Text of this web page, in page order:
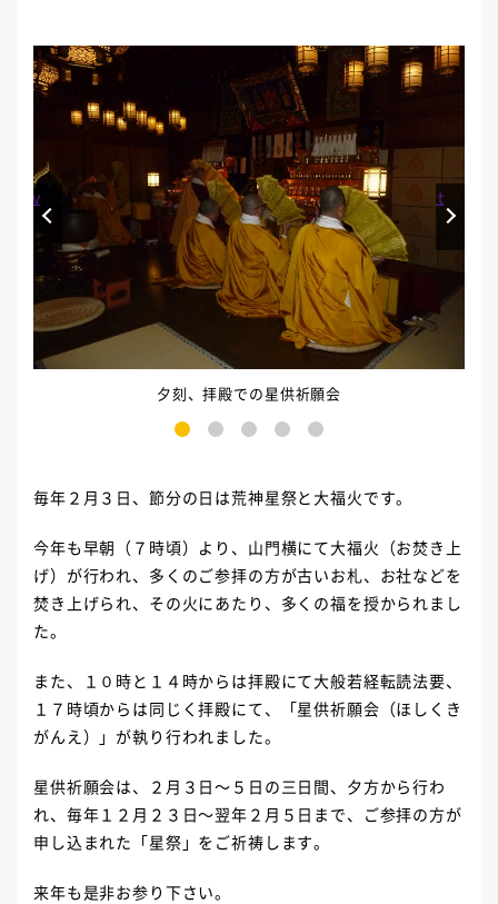
夕刻、拝殿での星供祈願会
3 4 5
Prev Next
毎年２月３日、節分の日は荒神星祭と大福火です。
今年も早朝（７時頃）より、山門横にて大福火（お焚き上
げ）が行われ、多くのご参拝の方が古いお札、お社などを
焚き上げられ、その火にあたり、多くの福を授かられまし
た。
また、１０時と１４時からは拝殿にて大般若経転読法要、
１７時頃からは同じく拝殿にて、「星供祈願会（ほしくき
がんえ）」が執り行われました。
星供祈願会は、２月３日～５日の三日間、夕方から行わ
れ、毎年１２月２３日～翌年２月５日まで、ご参拝の方が
申し込まれた「星祭」をご祈祷します。
来年も是非お参り下さい。